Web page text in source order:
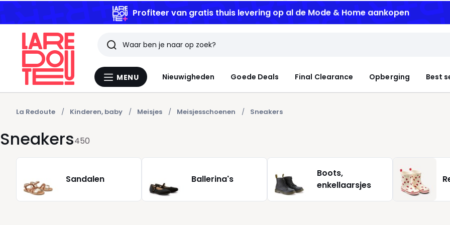
Profiteer van gratis thuis leveringop al de Mode & Home aankopen
Menu
MENU Nieuwigheden Goede Deals Final Clearance Opberging Best
Zoeken
Laatst
bekeken
artikelen
La Redoute Kinderen, baby Meisjes Meisjesschoenen Sneakers
Sneakers450
Sandalen Ballerina's
Boots,
enkellaarsjes